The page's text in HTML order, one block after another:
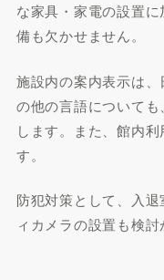
な家具・家電の設置
備も欠かせません。
施設内の案内表示は
の他の言語について
します。また、館内
す。
防犯対策として、入
ィカメラの設置も検討